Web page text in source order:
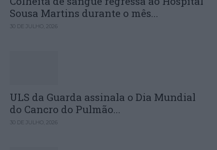
Sousa Martins durante o mês...
30 DE JULHO, 2026
ULS da Guarda assinala o Dia Mundial
do Cancro do Pulmão...
30 DE JULHO, 2026